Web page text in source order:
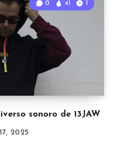
sonoro de 13JAW
0 41 1
2025